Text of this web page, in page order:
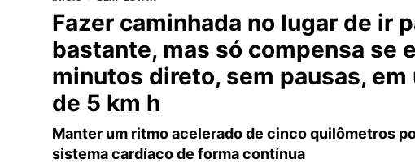
Fazer caminhada no lugar de ir
bastante, mas só compensa se
minutos direto, sem pausas,
de 5 km h
Manter um ritmo acelerado de cinco quilômetros
sistema cardíaco de forma contínua